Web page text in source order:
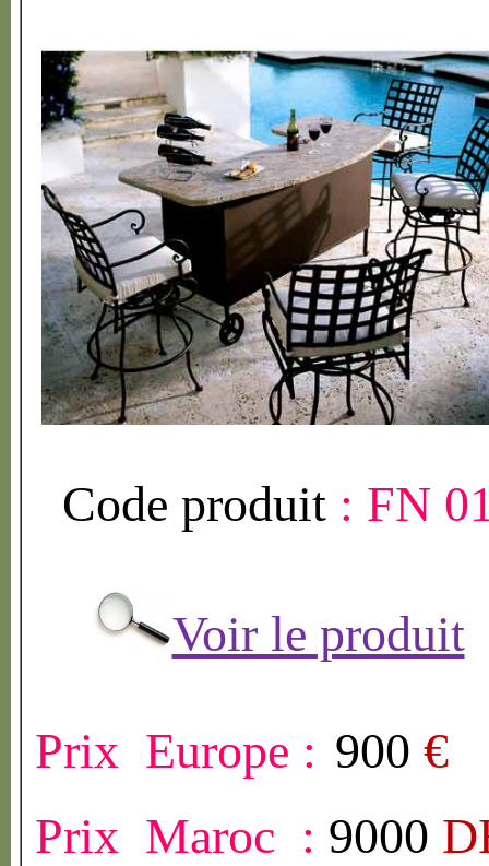
Code produit : FN
Voir le produit
Prix Europe : 900 €
Prix Maroc : 9000